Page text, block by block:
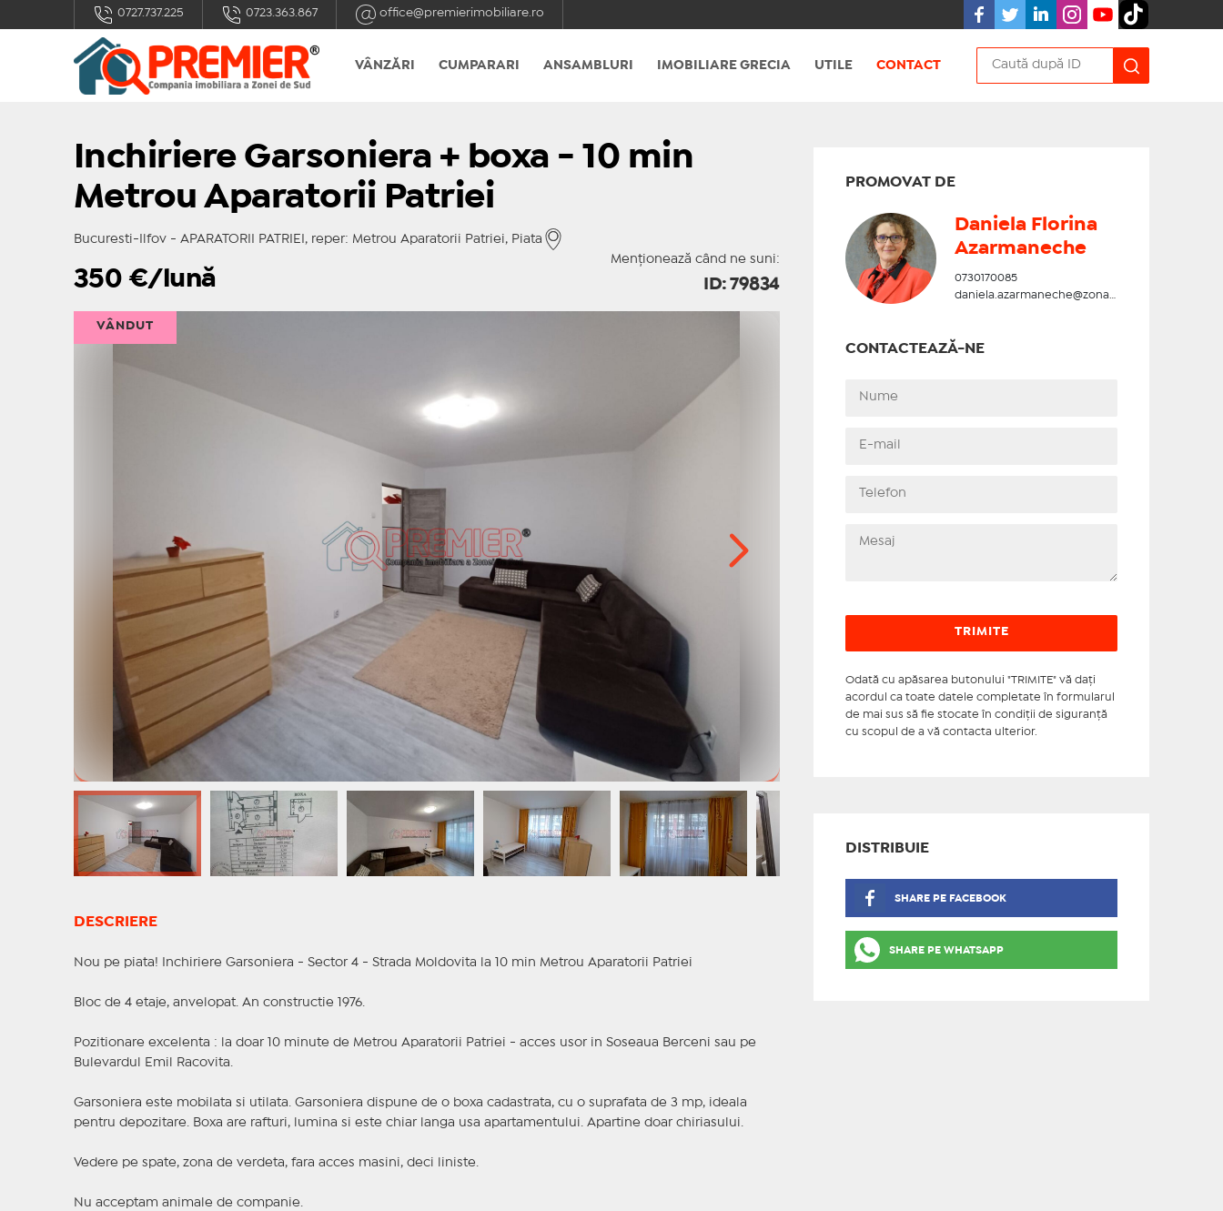
0727.737.225 0723.363.867 office@premierimobiliare.ro
VÂNZĂRI CUMPARARI ANSAMBLURI IMOBILIARE GRECIA UTILE CONTACT
Inchiriere Garsoniera + boxa - 10 min
Metrou Aparatorii Patriei
Bucuresti-Ilfov - APARATORII PATRIEI, reper: Metrou Aparatorii Patriei, Piata
Menționează când ne suni:
350 €/lună ID: 79834
VÂNDUT
DESCRIERE
Nou pe piata! Inchiriere Garsoniera - Sector 4 - Strada Moldovita la 10 min Metrou Aparatorii Patriei
Bloc de 4 etaje, anvelopat. An constructie 1976.
Pozitionare excelenta : la doar 10 minute de Metrou Aparatorii Patriei - acces usor in Soseaua Berceni sau pe
Bulevardul Emil Racovita.
Garsoniera este mobilata si utilata. Garsoniera dispune de o boxa cadastrata, cu o suprafata de 3 mp, ideala
pentru depozitare. Boxa are rafturi, lumina si este chiar langa usa apartamentului. Apartine doar chiriasului.
Vedere pe spate, zona de verdeta, fara acces masini, deci liniste.
Nu acceptam animale de companie.
PROMOVAT DE
Daniela Florina
Azarmaneche
0730170085
CONTACTEAZĂ-NE
Odată cu apăsarea butonului "TRIMITE" vă daţi
acordul ca toate datele completate în formularul
de mai sus să fie stocate în condiţii de siguranţă
cu scopul de a vă contacta ulterior.
DISTRIBUIE
SHARE PE FACEBOOK
SHARE PE WHATSAPP